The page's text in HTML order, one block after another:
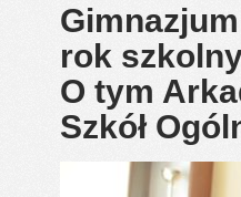
rok
O tym
Szkół